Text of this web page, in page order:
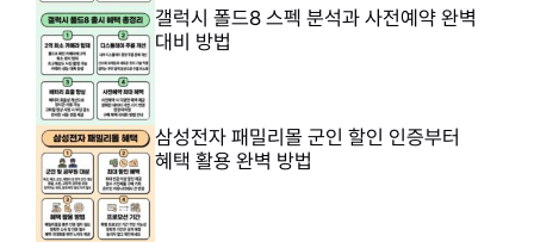
갤럭시 폴드8 스펙 분석과 사전예약 완벽
대비 방법
삼성전자 패밀리몰 군인 할인 인증부터
혜택 활용 완벽 방법